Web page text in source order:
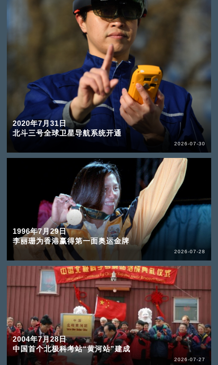
2020年7月31日
北斗三号全球卫星导航系统开通
2026-07-30
1996年7月29日
李丽珊为香港赢得第一面奥运金牌
2026-07-28
2004年7月28日
中国首个北极科考站“黄河站”建成
2026-07-27